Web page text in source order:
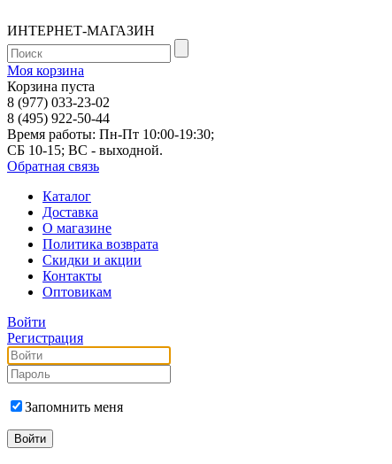
ИНТЕРНЕТ-МАГАЗИН
Моя корзина
Корзина пуста
8 (977) 033-23-02
8 (495) 922-50-44
Время работы: Пн-Пт 10:00-19:30;
СБ 10-15; ВС - выходной.
Обратная связь
Каталог
Доставка
О магазине
Политика возврата
Скидки и акции
Контакты
Оптовикам
Войти
Регистрация
Запомнить меня